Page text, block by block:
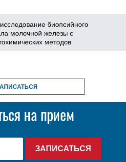
биопсийного
молочной железы с
методов
на прием